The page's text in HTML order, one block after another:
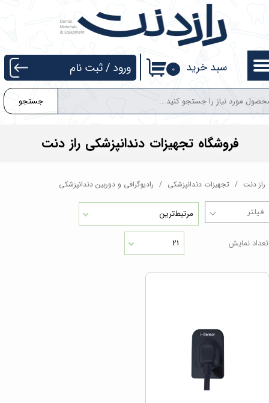
جستجو
۰ سبد خرید ورود /ثبت نام
حساب کاربری من
تغییر گذر واژه
سفارشات
خروج از حساب کاربری
فروشگاه تجهیزات دندانپزشکی راز دنت
راز دنت تجهیزات دندانپزشکی رادیوگرافی و دوربین دندانپزشکی
مرتبط‌ترین
تعداد نمایش ۲۱